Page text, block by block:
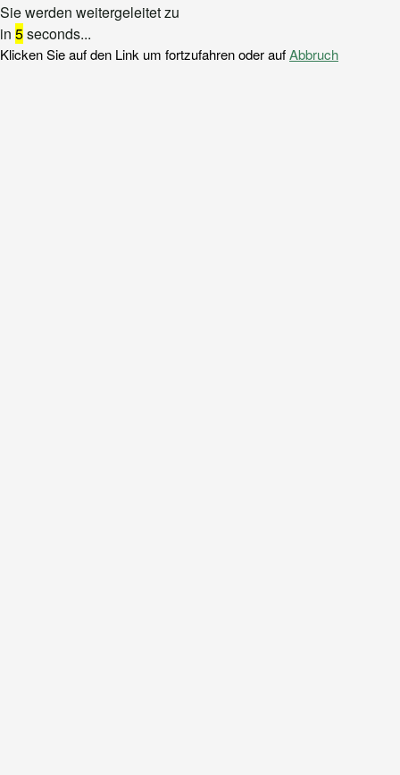
Sie werden weitergeleitet zu
in 5seconds...
Klicken Sie auf den Link um fortzufahren oder aufAbbruch